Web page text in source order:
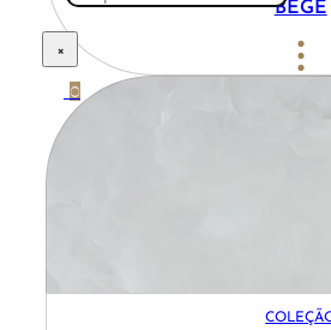
×
0
BEGE